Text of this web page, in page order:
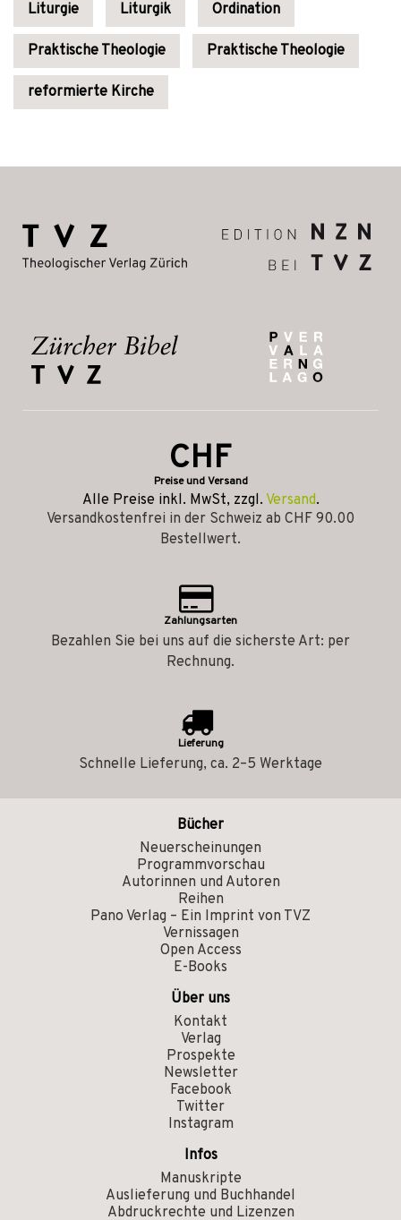
Liturgie Liturgik Ordination
Praktische Theologie Praktische Theologie
reformierte Kirche
CHF
Preise und Versand
Alle Preise inkl. MwSt, zzgl. Versand.
Versandkostenfrei in der Schweiz ab CHF 90.00
Bestellwert.
Zahlungsarten
Bezahlen Sie bei uns auf die sicherste Art: per
Rechnung.
Lieferung
Schnelle Lieferung, ca. 2–5 Werktage
Bücher
Neuerscheinungen
Programmvorschau
Autorinnen und Autoren
Reihen
Pano Verlag – Ein Imprint von TVZ
Vernissagen
Open Access
E-Books
Über uns
Kontakt
Verlag
Prospekte
Newsletter
Facebook
Twitter
Instagram
Infos
Manuskripte
Auslieferung und Buchhandel
Abdruckrechte und Lizenzen